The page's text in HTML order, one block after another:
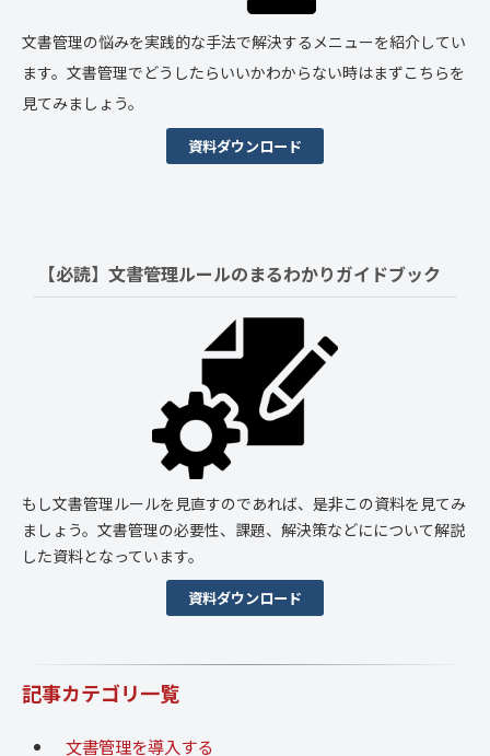
文書管理の悩みを実践的な手法で解決するメニューを紹介してい
ます。文書管理でどうしたらいいかわからない時はまずこちらを
見てみましょう。
資料ダウンロード
【必読】文書管理ルールのまるわかりガイドブック
もし文書管理ルールを見直すのであれば、是非この資料を見てみ
ましょう。文書管理の必要性、課題、解決策などにについて解説
した資料となっています。
資料ダウンロード
記事カテゴリ一覧
文書管理を導入する